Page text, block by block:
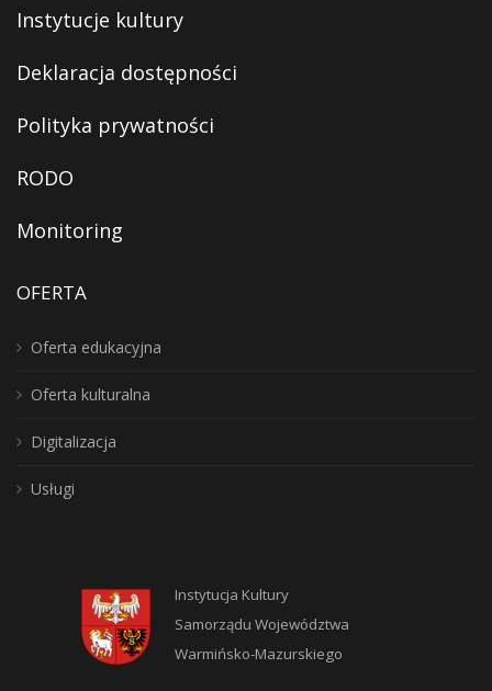
Instytucje kultury
Deklaracja dostępności
Polityka prywatności
RODO
Monitoring
OFERTA
Oferta edukacyjna
Oferta kulturalna
Digitalizacja
Usługi
Instytucja Kultury
Samorządu Województwa
Warmińsko-Mazurskiego